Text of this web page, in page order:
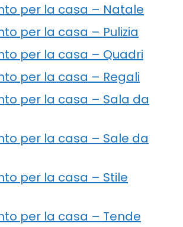
per la casa – Natale
per la casa – Pulizia
per la casa – Quadri
per la casa – Regali
per la casa – Sala da
per la casa – Sale da
per la casa – Stile
per la casa – Tende